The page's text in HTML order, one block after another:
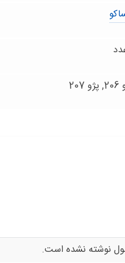
نوشته نشده است.